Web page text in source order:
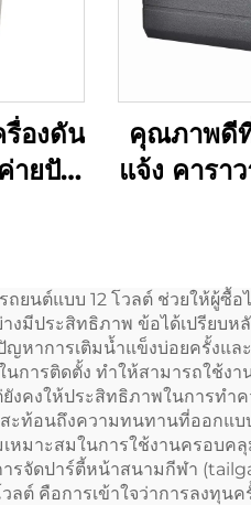
รื่องดัน
ายปัก
คุณภาพดี
แจ้ง คารา
เย็น
ถยนต์แบบ 12 โวลต์ ช่วยให้ผู้
งมีประสิทธิภาพ ข้อได้เปรียบห
ปัญหาการเติมน้ำแข็งบ่อยครั้ง
นการติดตั้ง ทำให้สามารถใช้
งคงให้ประสิทธิภาพในการทำ
สะท้อนถึงความทนทานที่ออกแ
มาะสมในการใช้งานครอบค
รจัดปาร์ตี้หน้าสนามกีฬา
วลต์ คือการเข้าใจว่าการลงทุ